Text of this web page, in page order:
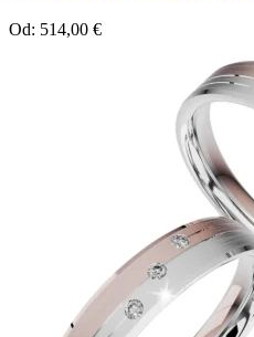
Od: 514,00 €